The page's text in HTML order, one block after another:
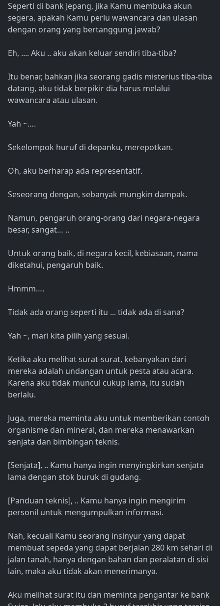
Seperti di bank Jepang, jika Kamu membuka akun
segera, apakah Kamu perlu wawancara dan ulasan
dengan orang yang bertanggung jawab?
Eh, .... Aku .. aku akan keluar sendiri tiba-tiba?
Itu benar, bahkan jika seorang gadis misterius tiba-tiba
datang, aku tidak berpikir dia harus melalui
wawancara atau ulasan.
Yah ~….
Sekelompok huruf di depanku, merepotkan.
Oh, aku berharap ada representatif.
Seseorang dengan, sebanyak mungkin dampak.
Namun, pengaruh orang-orang dari negara-negara
besar, sangat… ..
Untuk orang baik, di negara kecil, kebiasaan, nama
diketahui, pengaruh baik.
Hmmm….
Tidak ada orang seperti itu ... tidak ada di sana?
Yah ~, mari kita pilih yang sesuai.
Ketika aku melihat surat-surat, kebanyakan dari
mereka adalah undangan untuk pesta atau acara.
Karena aku tidak muncul cukup lama, itu sudah
berlalu.
Juga, mereka meminta aku untuk memberikan contoh
organisme dan mineral, dan mereka menawarkan
senjata dan bimbingan teknis.
[Senjata], .. Kamu hanya ingin menyingkirkan senjata
lama dengan stok buruk di gudang.
[Panduan teknis], .. Kamu hanya ingin mengirim
personil untuk mengumpulkan informasi.
Nah, kecuali Kamu seorang insinyur yang dapat
membuat sepeda yang dapat berjalan 280 km sehari di
jalan tanah, hanya dengan bahan dan peralatan di sisi
lain, maka aku tidak akan menerimanya.
Aku melihat surat itu dan meminta pengantar ke bank